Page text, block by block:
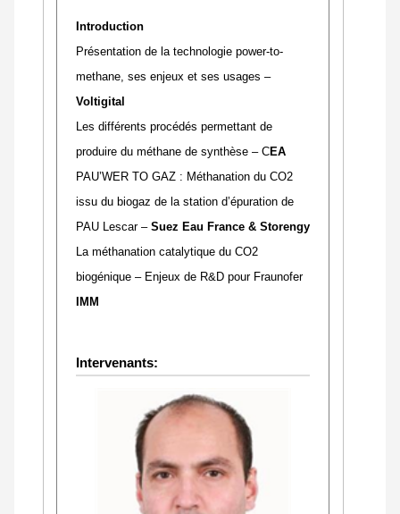
Introduction
Présentation de la technologie power-to-
methane, ses enjeux et ses usages –
Voltigital
Les différents procédés permettant de
produire du méthane de synthèse – CEA
PAU’WER TO GAZ : Méthanation du CO2
issu du biogaz de la station d’épuration de
PAU Lescar –Suez Eau France & Storengy
La méthanation catalytique du CO2
biogénique – Enjeux de R&D pour Fraunofer
IMM
Intervenants: